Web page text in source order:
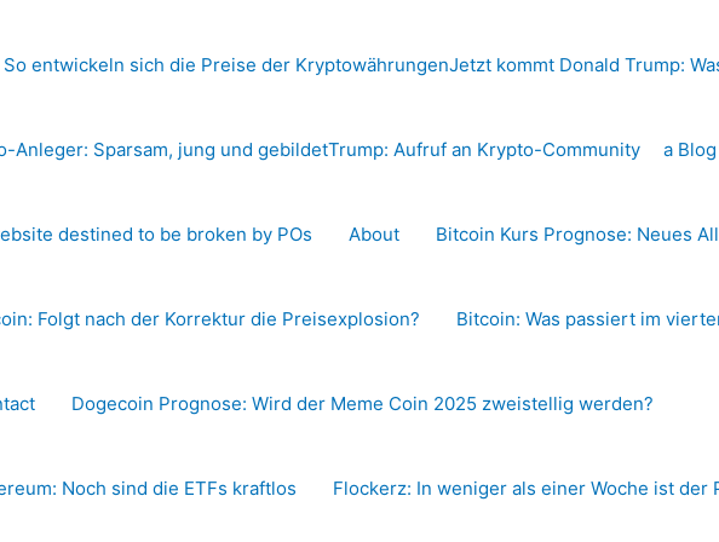
So entwickeln sich die Preise der KryptowährungenJetzt kommt Donald Trump:
Anleger: Sparsam, jung und gebildetTrump: Aufruf an Krypto-Community a
destined to be broken by POs About Bitcoin Kurs Prognose: Neues
Folgt nach der Korrektur die Preisexplosion? Bitcoin: Was passiert im
Dogecoin Prognose: Wird der Meme Coin 2025 zweistellig werden?
Noch sind die ETFs kraftlos Flockerz: In weniger als einer Woche ist der